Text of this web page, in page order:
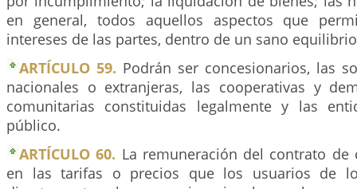
en general, todos aquellos aspectos que
intereses de las partes, dentro de un sano
ARTÍCULO 59. Podrán ser concesionarios, las
nacionales o extranjeras, las cooperativas y
comunitarias constituidas legalmente y las
público.
ARTÍCULO 60. La remuneración del contrato de
en las tarifas o precios que los usuarios de